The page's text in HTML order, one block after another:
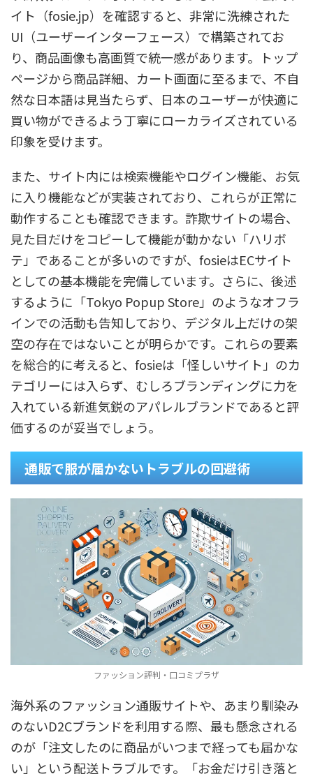
イト（fosie.jp）を確認すると、非常に洗練された
UI（ユーザーインターフェース）で構築されてお
り、商品画像も高画質で統一感があります。トップ
ページから商品詳細、カート画面に至るまで、不自
然な日本語は見当たらず、日本のユーザーが快適に
買い物ができるよう丁寧にローカライズされている
印象を受けます。
また、サイト内には検索機能やログイン機能、お気
に入り機能などが実装されており、これらが正常に
動作することも確認できます。詐欺サイトの場合、
見た目だけをコピーして機能が動かない「ハリボ
テ」であることが多いのですが、fosieはECサイト
としての基本機能を完備しています。さらに、後述
するように「Tokyo Popup Store」のようなオフラ
インでの活動も告知しており、デジタル上だけの架
空の存在ではないことが明らかです。これらの要素
を総合的に考えると、fosieは「怪しいサイト」のカ
テゴリーには入らず、むしろブランディングに力を
入れている新進気鋭のアパレルブランドであると評
価するのが妥当でしょう。
通販で服が届かないトラブルの回避術
ファッション評判・口コミプラザ
海外系のファッション通販サイトや、あまり馴染み
のないD2Cブランドを利用する際、最も懸念される
のが「注文したのに商品がいつまで経っても届かな
い」という配送トラブルです。「お金だけ引き落と